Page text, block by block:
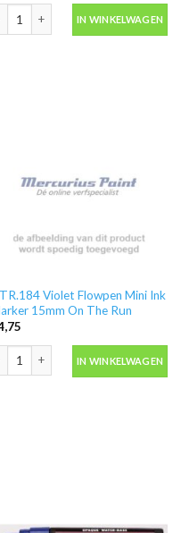
IN WINKELWAGEN
15mm On The Run aantal
Violet Flowpen Mini Ink
15mm On The Run
IN WINKELWAGEN